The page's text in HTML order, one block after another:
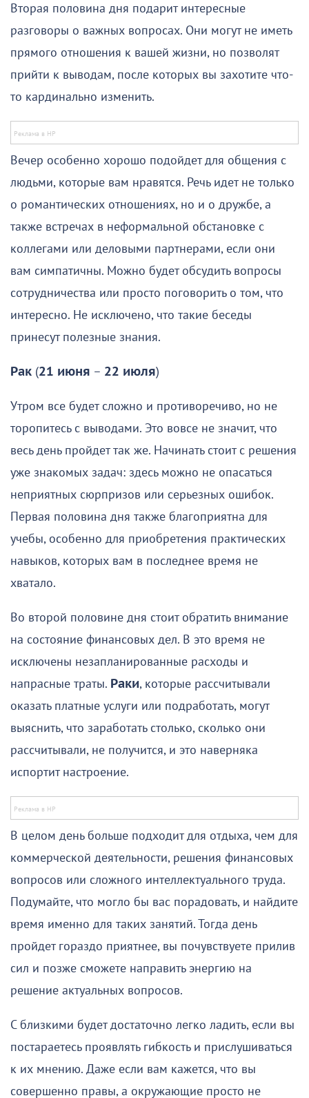
Вторая половина дня подарит интересные
разговоры о важных вопросах. Они могут не иметь
прямого отношения к вашей жизни, но позволят
прийти к выводам, после которых вы захотите что-
то кардинально изменить.
Вечер особенно хорошо подойдет для общения с
людьми, которые вам нравятся. Речь идет не только
о романтических отношениях, но и о дружбе, а
также встречах в неформальной обстановке с
коллегами или деловыми партнерами, если они
вам симпатичны. Можно будет обсудить вопросы
сотрудничества или просто поговорить о том, что
интересно. Не исключено, что такие беседы
принесут полезные знания.
Рак (21 июня – 22 июля)
Утром все будет сложно и противоречиво, но не
торопитесь с выводами. Это вовсе не значит, что
весь день пройдет так же. Начинать стоит с решения
уже знакомых задач: здесь можно не опасаться
неприятных сюрпризов или серьезных ошибок.
Первая половина дня также благоприятна для
учебы, особенно для приобретения практических
навыков, которых вам в последнее время не
хватало.
Во второй половине дня стоит обратить внимание
на состояние финансовых дел. В это время не
исключены незапланированные расходы и
напрасные траты. Раки, которые рассчитывали
оказать платные услуги или подработать, могут
выяснить, что заработать столько, сколько они
рассчитывали, не получится, и это наверняка
испортит настроение.
В целом день больше подходит для отдыха, чем для
коммерческой деятельности, решения финансовых
вопросов или сложного интеллектуального труда.
Подумайте, что могло бы вас порадовать, и найдите
время именно для таких занятий. Тогда день
пройдет гораздо приятнее, вы почувствуете прилив
сил и позже сможете направить энергию на
решение актуальных вопросов.
С близкими будет достаточно легко ладить, если вы
постараетесь проявлять гибкость и прислушиваться
к их мнению. Даже если вам кажется, что вы
совершенно правы, а окружающие просто не